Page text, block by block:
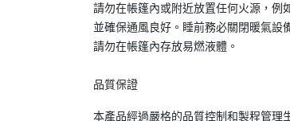
請勿在帳篷內或附近放置任何火源，例
並確保通風良好。睡前務必關閉暖氣設
請勿在帳篷內存放易燃液體。
品質保證
本產品經過嚴格的品質控制和製程管理